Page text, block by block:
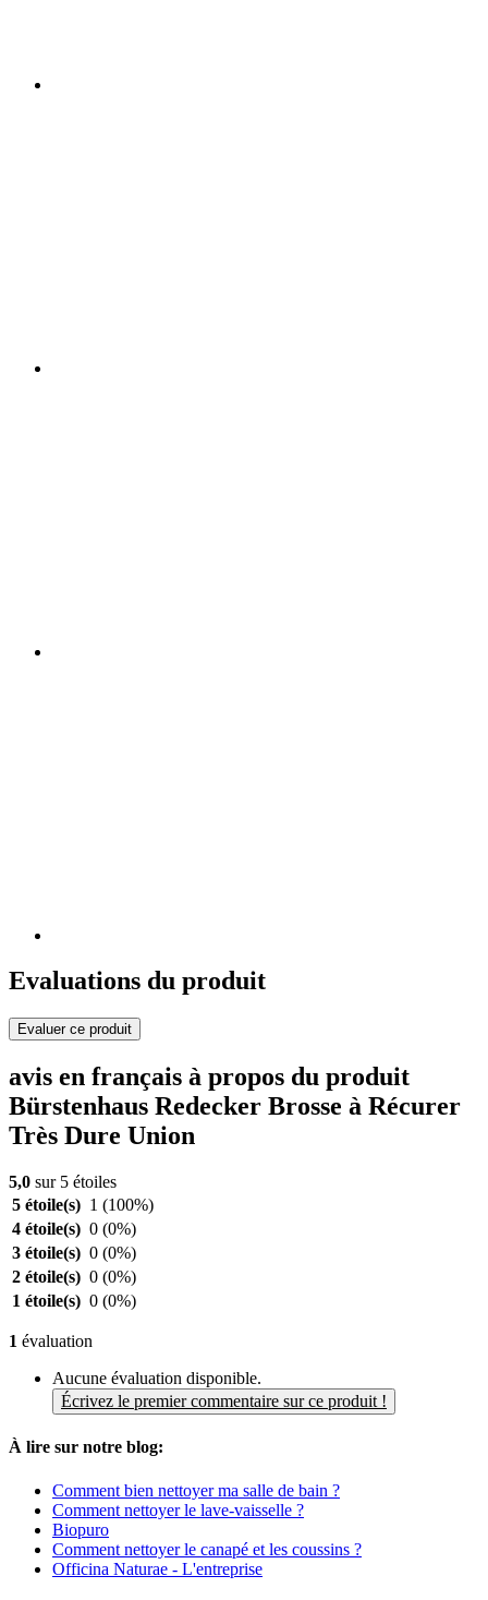
Evaluations du produit
Evaluer ce produit
avis en français à propos du produit
Bürstenhaus Redecker Brosse à Récurer
Très Dure Union
5,0 sur 5 étoiles
5 étoile(s) 1 (100%)
4 étoile(s) 0 (0%)
3 étoile(s) 0 (0%)
2 étoile(s) 0 (0%)
1 étoile(s) 0 (0%)
1 évaluation
Aucune évaluation disponible.
Écrivez le premier commentaire sur ce produit !
À lire sur notre blog:
Comment bien nettoyer ma salle de bain ?
Comment nettoyer le lave-vaisselle ?
Biopuro
Comment nettoyer le canapé et les coussins ?
Officina Naturae - L'entreprise